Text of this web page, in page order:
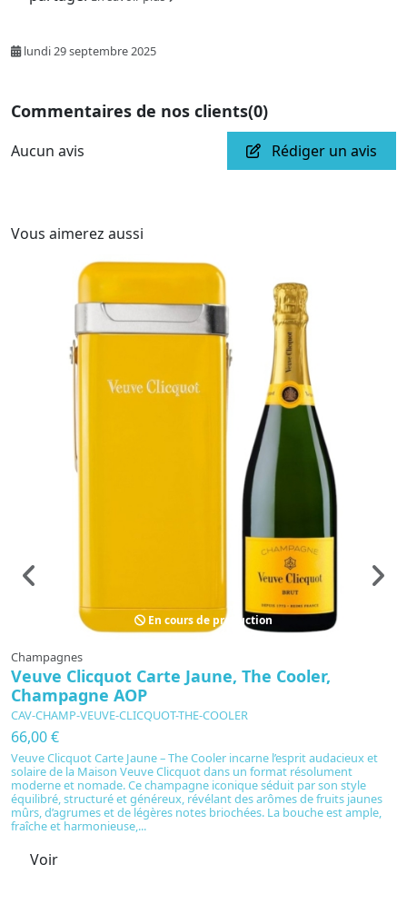
lundi 29 septembre 2025
Commentaires de nos clients(0)
Aucun avis Rédiger un avis
Vous aimerez aussi
En cours de production
Champagnes
Veuve Clicquot Carte Jaune, The Cooler,
Champagne AOP
CAV-CHAMP-VEUVE-CLICQUOT-THE-COOLER
66,00 €
Veuve Clicquot Carte Jaune – The Cooler incarne l’esprit audacieux et
solaire de la Maison Veuve Clicquot dans un format résolument
moderne et nomade. Ce champagne iconique séduit par son style
équilibré, structuré et généreux, révélant des arômes de fruits jaunes
mûrs, d’agrumes et de légères notes briochées. La bouche est ample,
fraîche et harmonieuse,...
Voir